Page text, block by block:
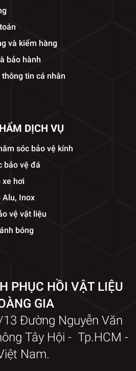
và kiểm hàng
bảo hành
tin cá nhân
DỊCH VỤ
sóc bảo vệ kính
bảo vệ đá
xe hơi
Alu, Inox
vệ vật liệu
bóng
PHỤC HỒI VẬT LIỆU
GIA
Đường Nguyễn Văn
Tây Hội - Tp.HCM -
Nam.